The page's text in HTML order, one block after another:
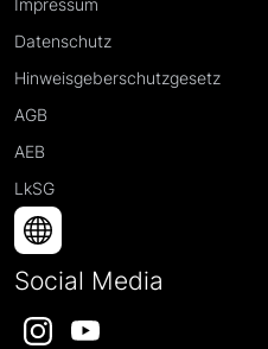
Impressum
Datenschutz
Hinweisgeberschutzgesetz
AGB
AEB
LkSG
Social Media
InstagramYouTube